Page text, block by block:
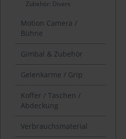
Zubehör: Divers
Motion Camera /
Bühne
Gimbal & Zubehör
Gelenkarme / Grip
Koffer / Taschen /
Abdeckung
Verbrauchsmaterial